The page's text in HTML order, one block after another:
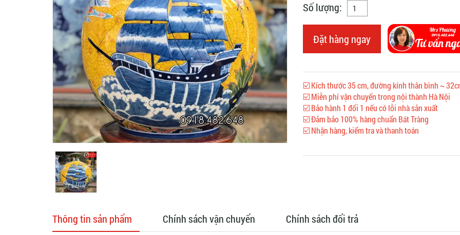
Số lượng:
Đặt hàng ngay
☑️ Kích thước 35 cm, đường kính thân bình ~
☑️ Miễn phí vận chuyển trong nội thành Hà Nội
☑️ Bảo hành 1 đổi 1 nếu có lỗi nhà sản xuất
☑️ Đảm bảo 100% hàng chuẩn Bát Tràng
☑️ Nhận hàng, kiểm tra và thanh toán
Thông tin sản phẩm Chính sách vận chuyển Chính sách đổi trả